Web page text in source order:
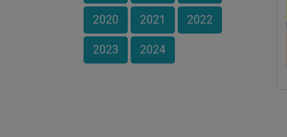
2020 2021 2022
2023 2024